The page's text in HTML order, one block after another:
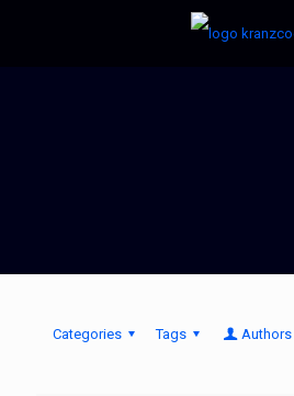
Categories Tags Authors